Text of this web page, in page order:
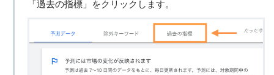
「過去の指標」をクリックします。